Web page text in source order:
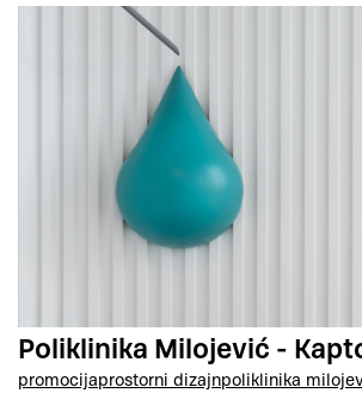
Poliklinika Milojević -
promocijaprostorni dizajnpoliklinika